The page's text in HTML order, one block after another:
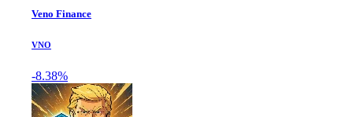
Veno Finance
VNO
-8.38%